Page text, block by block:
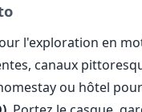
l'exploration en
canaux
ou hôtel pour